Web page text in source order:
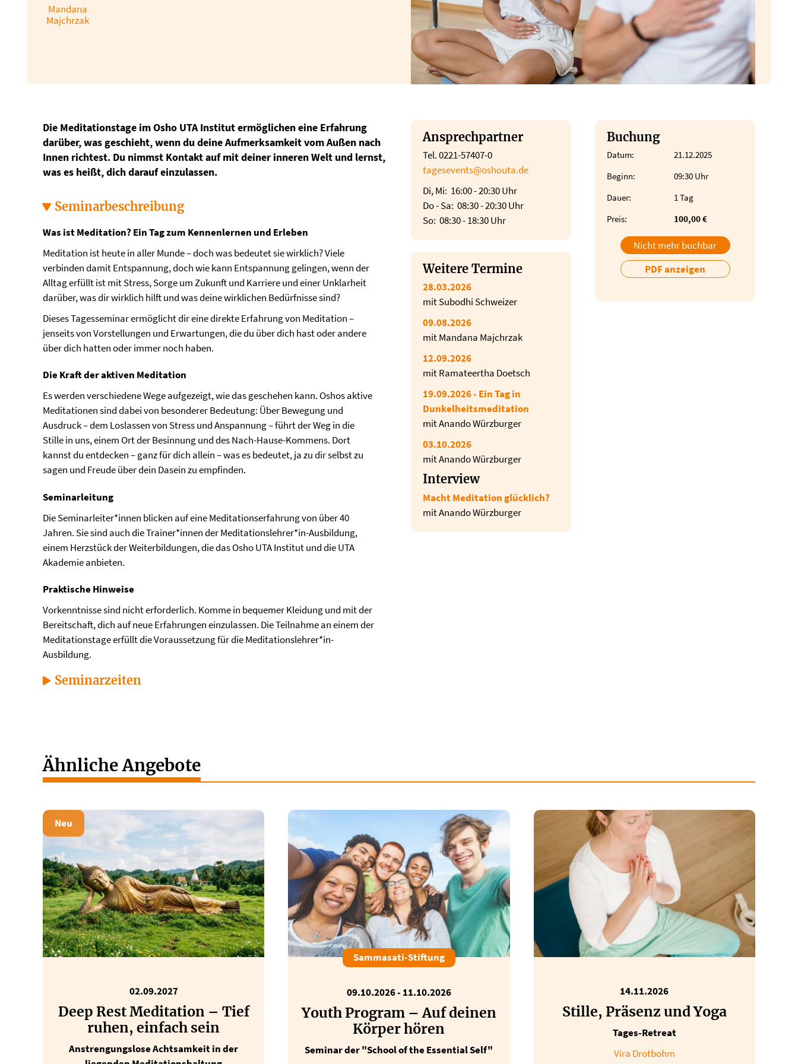
Mandana
Majchrzak
Die Meditationstage im Osho UTA Institut ermöglichen eine Erfahrung
darüber, was geschieht, wenn du deine Aufmerksamkeit vom Außen nach
Innen richtest. Du nimmst Kontakt auf mit deiner inneren Welt und lernst,
was es heißt, dich darauf einzulassen.
Seminarbeschreibung
Was ist Meditation? Ein Tag zum Kennenlernen und Erleben
Meditation ist heute in aller Munde – doch was bedeutet sie wirklich? Viele
verbinden damit Entspannung, doch wie kann Entspannung gelingen, wenn der
Alltag erfüllt ist mit Stress, Sorge um Zukunft und Karriere und einer Unklarheit
darüber, was dir wirklich hilft und was deine wirklichen Bedürfnisse sind?
Dieses Tagesseminar ermöglicht dir eine direkte Erfahrung von Meditation –
jenseits von Vorstellungen und Erwartungen, die du über dich hast oder andere
über dich hatten oder immer noch haben.
Die Kraft der aktiven Meditation
Es werden verschiedene Wege aufgezeigt, wie das geschehen kann. Oshos aktive
Meditationen sind dabei von besonderer Bedeutung: Über Bewegung und
Ausdruck – dem Loslassen von Stress und Anspannung – führt der Weg in die
Stille in uns, einem Ort der Besinnung und des Nach-Hause-Kommens. Dort
kannst du entdecken – ganz für dich allein – was es bedeutet, ja zu dir selbst zu
sagen und Freude über dein Dasein zu empfinden.
Seminarleitung
Die Seminarleiter*innen blicken auf eine Meditationserfahrung von über 40
Jahren. Sie sind auch die Trainer*innen der Meditationslehrer*in-Ausbildung,
einem Herzstück der Weiterbildungen, die das Osho UTA Institut und die UTA
Akademie anbieten.
Praktische Hinweise
Vorkenntnisse sind nicht erforderlich. Komme in bequemer Kleidung und mit der
Bereitschaft, dich auf neue Erfahrungen einzulassen. Die Teilnahme an einem der
Meditationstage erfüllt die Voraussetzung für die Meditationslehrer*in-
Ausbildung.
Seminarzeiten
Ansprechpartner
Tel. 0221-57407-0
tagesevents@oshouta.de
Di, Mi: 16:00 - 20:30 Uhr
Do - Sa: 08:30 - 20:30 Uhr
So: 08:30 - 18:30 Uhr
Weitere Termine
28.03.2026
mit Subodhi Schweizer
09.08.2026
mit Mandana Majchrzak
12.09.2026
mit Ramateertha Doetsch
19.09.2026 - Ein Tag in
Dunkelheitsmeditation
mit Anando Würzburger
03.10.2026
mit Anando Würzburger
Interview
Macht Meditation glücklich?
mit Anando Würzburger
Buchung
Datum:
21.12.2025
Beginn:
09:30 Uhr
Dauer:
1 Tag
Preis:
100,00 €
Nicht mehr buchbar
PDF anzeigen
Ähnliche Angebote
Neu
02.09.2027
Deep Rest Meditation – Tief
ruhen, einfach sein
Anstrengungslose Achtsamkeit in der
Sammasati-Stiftung
09.10.2026 - 11.10.2026
Youth Program – Auf deinen
Körper hören
Seminar der "School of the Essential Self"
14.11.2026
Stille, Präsenz und Yoga
Tages-Retreat
Vira Drotbohm